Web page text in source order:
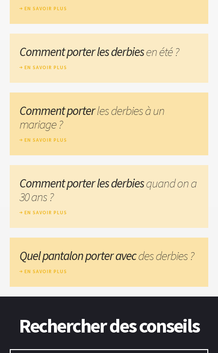
EN SAVOIR PLUS
Comment porter les derbiesen été ?
EN SAVOIR PLUS
Comment porterles derbies à un
mariage ?
EN SAVOIR PLUS
Comment porter les derbiesquand on a
30 ans ?
EN SAVOIR PLUS
Quel pantalon porter avecdes derbies ?
EN SAVOIR PLUS
Rechercher des conseils